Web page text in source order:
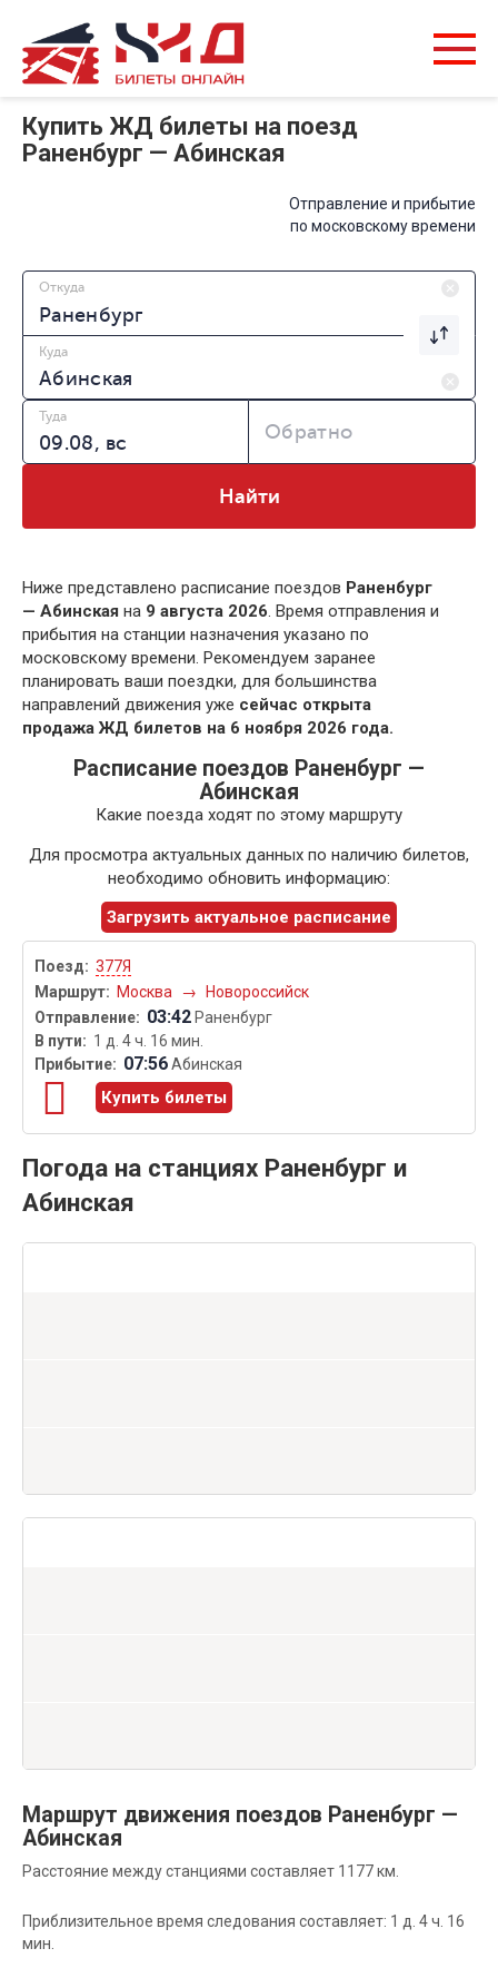
Купить ЖД билеты на поезд
Раненбург — Абинская
Отправление и прибытие
по московскому времени
Откуда
Куда
Туда
Обратно
Найти
Ниже представлено расписание поездов Раненбург
— Абинская на 9 августа 2026. Время отправления и
прибытия на станции назначения указано по
московскому времени. Рекомендуем заранее
планировать ваши поездки, для большинства
направлений движения уже сейчас открыта
продажа ЖД билетов на 6 ноября 2026 года.
Расписание поездов Раненбург —
Абинская
Какие поезда ходят по этому маршруту
Для просмотра актуальных данных по наличию билетов,
необходимо обновить информацию:
Загрузить актуальное расписание
377Я
Москва
→ Новороссийск
03:42 Раненбург
1 д. 4 ч. 16 мин.
07:56Абинская
Купить билеты
Погода на станциях Раненбург и
Абинская
Маршрут движения поездов Раненбург —
Абинская
Расстояние между станциями составляет 1177 км.
Приблизительное время следования составляет: 1 д. 4 ч. 16
мин.